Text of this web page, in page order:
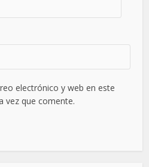
electrónico y web en este
vez que comente.